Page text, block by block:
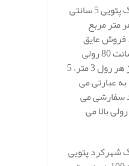
قیمت عایق پشم سنگ پتویی 5 سانتی
80 در هر متر مربع
فروش عایق
پشم سنگ پتویی 5 سانت 80 رولی
انجام می شود و متراژ هر رول 3 متر، 5
به عبارتی می
سفارشی می
بالا می
پتویی